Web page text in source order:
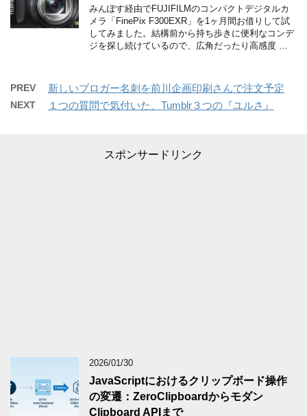
みんぽす経由でFUJIFILMのコンパクトデジタルカ
メラ「FinePix F300EXR」を1ヶ月間お借りして試
してみました。結構前から持ち歩きに便利なコンデ
ジを探し続けているので、広角だったり高感度 …
PREV 新しいブロガー名刺を前川企画印刷さんで注文予定
NEXT １つの質問で気付いた、Tumblr３つの『ユルさ』
スポンサードリンク
2026/01/30
JavaScriptにおけるクリップボード操作
の変遷：ZeroClipboardからモダン
Clipboard APIまで